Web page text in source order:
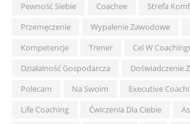
Pewność Siebie
Coachee
Strefa
Przemęczenie
Wypalenie Zawodowe
Kompetencje
Trener Cel W
Działalność Gospodarcza
Doświadczenie
Polecam
Na Swoim
Executive
Life Coaching
Ćwiczenia Dla Ciebie